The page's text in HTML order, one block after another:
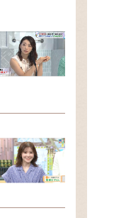
×福井アナ
」（news お
うの献立 何
！シーズン２
ダ
イブ 正義の